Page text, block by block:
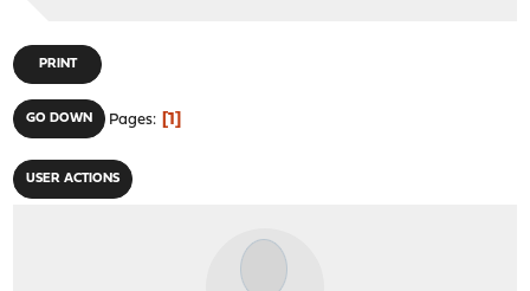
PRINT
GO DOWN Pages 1
USER ACTIONS